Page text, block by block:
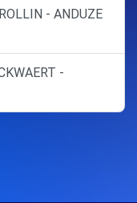
- ANDUZE
-